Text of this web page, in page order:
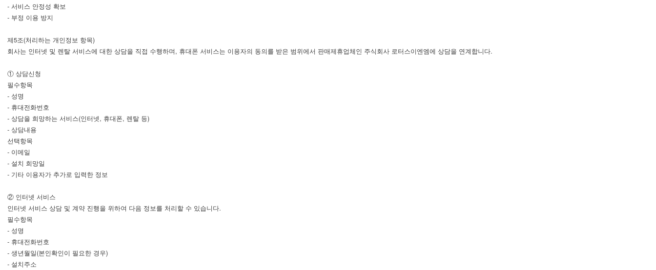
- 서비스 안정성 확보
- 부정 이용 방지
제5조(처리하는 개인정보 항목)
회사는 인터넷 및 렌탈 서비스에 대한 상담을 직접 수행하며, 휴대폰 서비스는 이용자의 동의를 받은 범위에서 판매제휴업체인 주식회사 로터스이엔엠에 상담을 연계합니다.
① 상담신청
필수항목
- 성명
- 휴대전화번호
- 상담을 희망하는 서비스(인터넷, 휴대폰, 렌탈 등)
- 상담내용
선택항목
- 이메일
- 설치 희망일
- 기타 이용자가 추가로 입력한 정보
② 인터넷 서비스
인터넷 서비스 상담 및 계약 진행을 위하여 다음 정보를 처리할 수 있습니다.
필수항목
- 성명
- 휴대전화번호
- 생년월일(본인확인이 필요한 경우)
- 설치주소